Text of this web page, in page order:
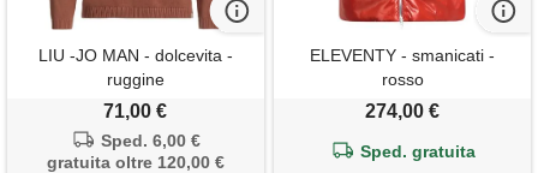
LIU -JO MAN - dolcevita -
ruggine
71,00 €
Sped. 6,00 €
gratuita oltre 120,00 €
ELEVENTY - smanicati -
rosso
274,00 €
Sped. gratuita